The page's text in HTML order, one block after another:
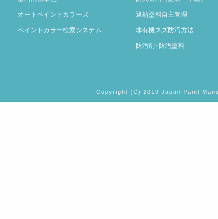
オートペイントカラーズ
ペイントカラー検索システム
遮熱塗料自主管理
非有機スズ防汚方法
防汚剤･防汚塗料
Copyright (C) 2019 Japan Paint